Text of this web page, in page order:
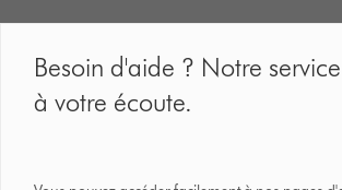
Besoin d'aide ? Notre
à votre écoute.